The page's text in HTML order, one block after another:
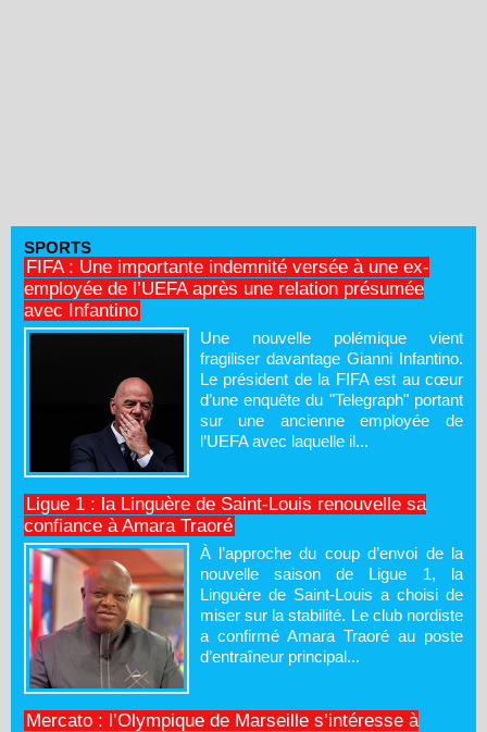
SPORTS
FIFA : Une importante indemnité versée à une ex-
employée de l’UEFA après une relation présumée
avec Infantino
Une nouvelle polémique vient
fragiliser davantage Gianni Infantino.
Le président de la FIFA est au cœur
d’une enquête du "Telegraph" portant
sur une ancienne employée de
l’UEFA avec laquelle il...
Ligue 1 : la Linguère de Saint-Louis renouvelle sa
confiance à Amara Traoré
À l’approche du coup d’envoi de la
nouvelle saison de Ligue 1, la
Linguère de Saint-Louis a choisi de
miser sur la stabilité. Le club nordiste
a confirmé Amara Traoré au poste
d’entraîneur principal...
Mercato : l’Olympique de Marseille s’intéresse à